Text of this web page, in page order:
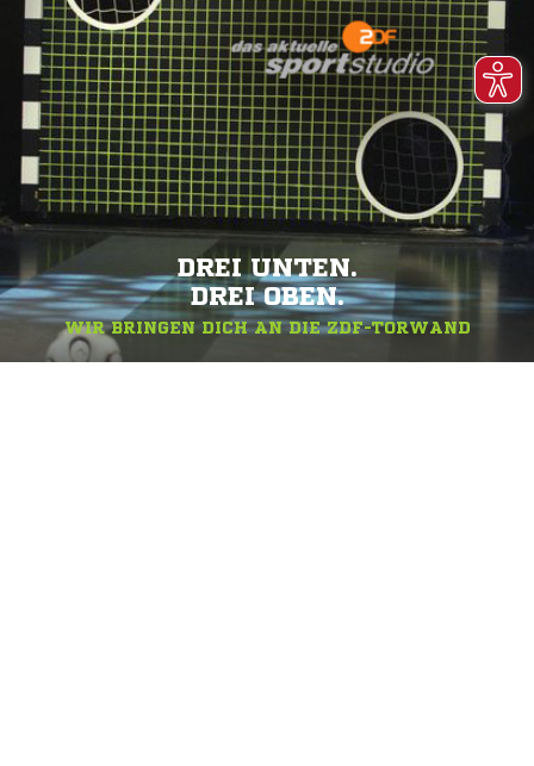
DREI UNTEN.
DREI OBEN.
WIR BRINGEN DICH AN DIE ZDF-TORWAND